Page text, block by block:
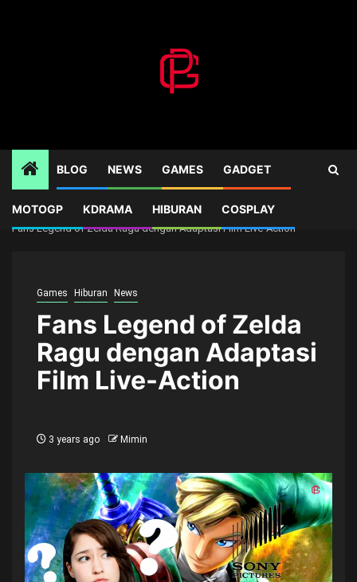
BLOG NEWS GAMES GADGET
MOTOGP KDRAMA HIBURAN COSPLAY
Home
Games
Fans Legend of Zelda Ragu dengan Adaptasi Film Live-Action
Games Hiburan News
Fans Legend of Zelda
Ragu dengan Adaptasi
Film Live-Action
3 years ago Mimin